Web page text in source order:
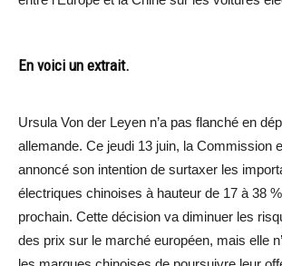
En voici un extrait.
Ursula Von der Leyen n’a pas flanché en
allemande. Ce jeudi 13 juin, la Commission
annoncé son intention de surtaxer les
électriques chinoises à hauteur de 17 à 38
prochain. Cette décision va diminuer les
des prix sur le marché européen, mais elle